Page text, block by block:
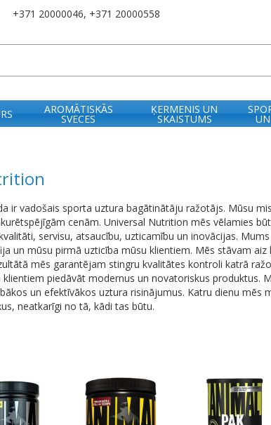
+371 20000046, +371 20000558
AROMĀTISKĀS
SVECES
ĶERMENIS UN
SKAISTUMS
ir vadošais sporta uztura bagātinātāju ražotājs. Mūsu
cenām. Universal Nutrition mēs vēlamies
servisu, atsaucību, uzticamību un inovācijas.
un mūsu pirmā uzticība mūsu klientiem. Mēs stāvam
mēs garantējam stingru kvalitātes kontroli katrā
piedāvāt modernus un novatoriskus produktus.
un efektīvākos uztura risinājumus. Katru dienu mēs
neatkarīgi no tā, kādi tas būtu.